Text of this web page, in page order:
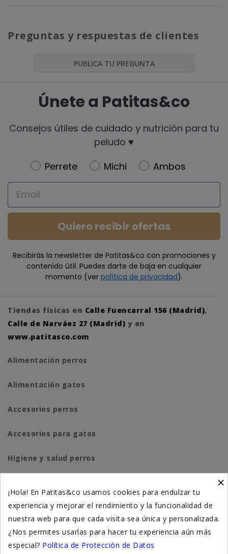
Preguntas y respuestas de clientes
PUBLICA TU PREGUNTA
Únete a Patitas&co
Consejos útiles de cuidado y nutrición para tu
peludo ♥️
Newsletter
Perrete Michi
Ambos
Email
Quiero recibir ofertas
Recibirás la newsletter de Patitas&co con promociones y
contenido útil. Puedes darte de baja en cualquier
momento (ver política de privacidad).
Tiendas físicas en Calle Fuencarral 156 (Madrid),
Calle de Narváez 27 (Madrid) y en
www.patitasco.com
Alimentación perros
Alimentación gatos
Accesorios perros
Accesorios para gatos
Higiene y salud perros
Suplementación natural
Otros
×
¡Hola! En Patitas&co usamos cookies para endulzar tu
experiencia y mejorar el rendimiento y la funcionalidad de
nuestra web para que cada visita sea única y personalizada.
¿Nos permites usarlas para hacer tu experiencia aún más
especial? Política de Protección de Datos